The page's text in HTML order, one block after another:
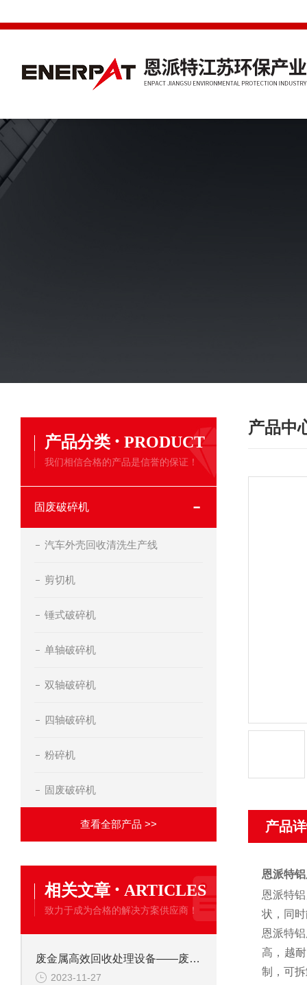
产品分类 · PRODUCT
我们相信合格的产品是信誉的保证！
固废破碎机
汽车外壳回收清洗生产线
剪切机
锤式破碎机
单轴破碎机
双轴破碎机
四轴破碎机
粉碎机
固废破碎机
查看全部产品 >>
相关文章 · ARTICLES
致力于成为合格的解决方案供应商！
废金属高效回收处理设备——废钢边角料锤式撕碎机
2023-11-27
产品中
产品
恩派特
恩派特
状，同
恩派特
高，越
制，可